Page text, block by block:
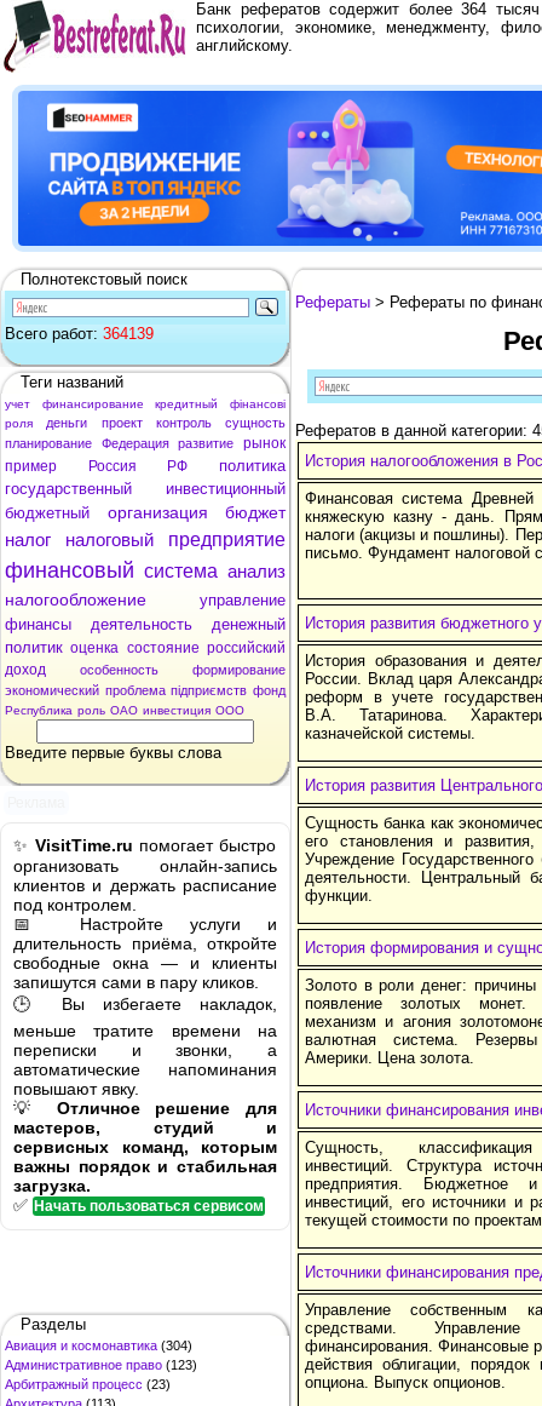
Банк рефератов содержит более 364
психологии, экономике, менеджменту,
английскому.
Полнотекстовый поиск
Всего работ: 364139
Теги названий
учет финансирование кредитный
фінансові
роля
деньги проект контроль
сущность
планирование
Федерация развитие
рынок
пример
Россия РФ
политика
государственный
инвестиционный
бюджетный
организация бюджет
налог налоговый предприятие
финансовый система анализ
налогообложение
управление
финансы
деятельность
денежный
политик оценка состояние российский
доход
особенность
формирование
экономический проблема підприємств фонд
Республика роль ОАО инвестиция ООО
Введите первые буквы слова
✨ VisitTime.ru помогает быстро
организовать онлайн-запись
клиентов и держать расписание
под контролем.
📅 Настройте услуги и
длительность приёма, откройте
свободные окна — и клиенты
запишутся сами в пару кликов.
🕒 Вы избегаете накладок,
меньше тратите времени на
переписки и звонки, а
автоматические напоминания
повышают явку.
💡 Отличное решение для
мастеров, студий и
сервисных команд, которым
важны порядок и стабильная
загрузка.
✅ Начать пользоваться сервисом
Разделы
Авиация и космонавтика (304)
Административное право (123)
Арбитражный процесс (23)
Рефераты > Рефераты по
Рефератов в данной категории:
История налогообложения в
Финансовая система
княжескую казну - дань.
налоги (акцизы и пошлины).
письмо. Фундамент налоговой
История развития бюджетного
История образования и
России. Вклад царя
реформ в учете
В.А. Татаринова.
казначейской системы.
История развития
Сущность банка как
его становления и
Учреждение
деятельности. Центральный
функции.
История формирования и
Золото в роли денег:
появление золотых
механизм и агония
валютная система.
Америки. Цена золота.
Источники финансирования
Сущность,
инвестиций. Структура
предприятия. Бюджетное и
инвестиций, его источники и
текущей стоимости по
Источники финансирования
Управление собственным
средствами. Управление
финансирования. Финансовые
действия облигации,
опциона. Выпуск опционов.